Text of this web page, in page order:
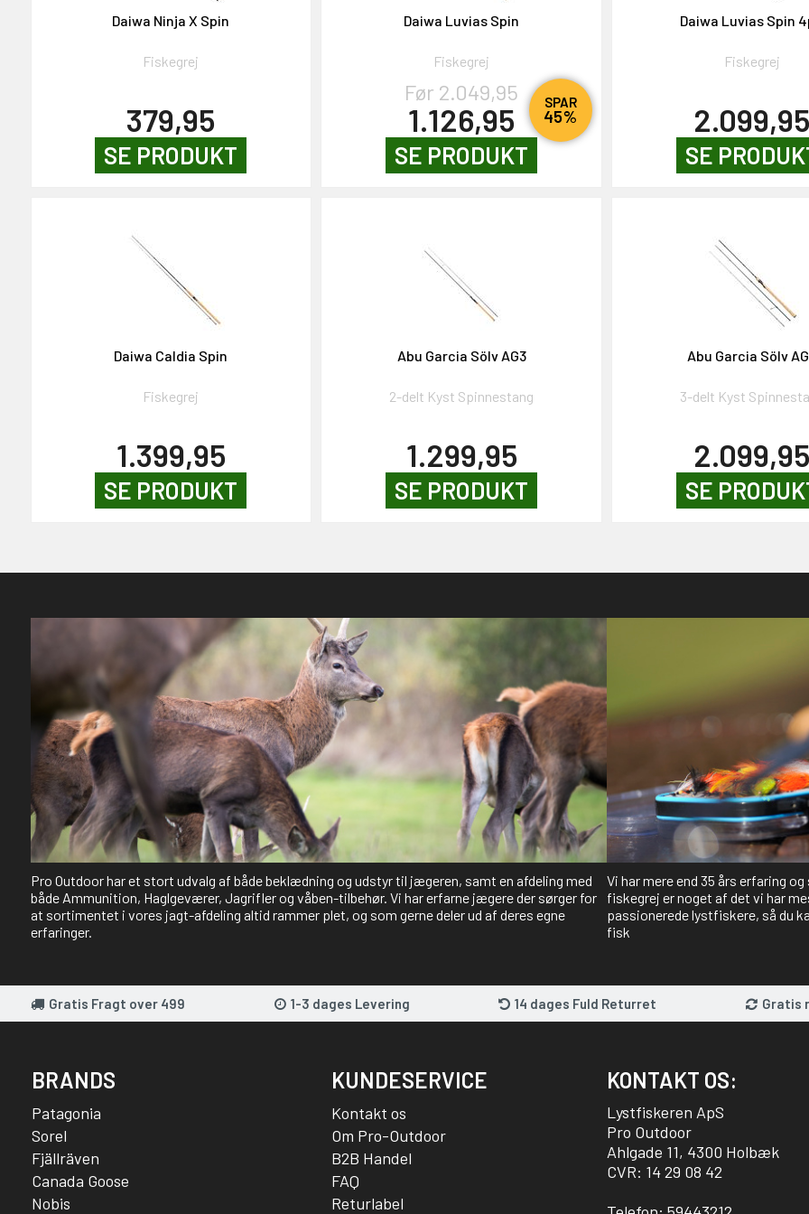
Daiwa Ninja X Spin
Fiskegrej
379,95
SE PRODUKT
SPAR
45%
Daiwa Luvias Spin
Fiskegrej
Før 2.049,95
1.126,95
SE PRODUKT
Daiwa Luvias Spin
Fiskegrej
SE
Daiwa Caldia Spin
Fiskegrej
1.399,95
SE PRODUKT
Abu Garcia Sölv AG3
2-delt Kyst Spinnestang
1.299,95
SE PRODUKT
Abu Garcia Sölv
3-delt Kyst
SE
Pro Outdoor har et stort udvalg af både beklædning og udstyr til jægeren, samt en afdeling med
både Ammunition, Haglgeværer, Jagrifler og våben-tilbehør. Vi har erfarne jægere der sørger for
at sortimentet i vores jagt-afdeling altid rammer plet, og som gerne deler ud af deres egne
erfaringer.
Vi har mere end 35 års erfaring
fiskegrej er noget af det vi har
passionerede lystfiskere, så du
fisk
Gratis Fragt over 499 1-3 dages Levering 14 dages Fuld Returret Gratis
BRANDS
Patagonia
Sorel
Fjällräven
Canada Goose
Nobis
KUNDESERVICE
Kontakt os
Om Pro-Outdoor
B2B Handel
FAQ
Returlabel
KONTAKT OS:
Lystfiskeren ApS
Pro Outdoor
Ahlgade 11, 4300 Holbæk
CVR: 14 29 08 42